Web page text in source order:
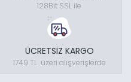
128Bit SSL ile
ÜCRETSİZ KARGO
1749 TL üzeri alışverişlerde